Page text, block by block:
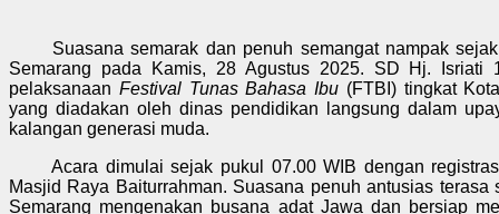
Suasana semarak dan penuh semangat nampak
Semarang pada Kamis, 28 Agustus 2025. SD Hj. Isriati
pelaksanaan Festival Tunas Bahasa Ibu (FTBI) tingkat
yang diadakan oleh dinas pendidikan langsung dalam
kalangan generasi muda.
Acara dimulai sejak pukul 07.00 WIB dengan
Masjid Raya Baiturrahman. Suasana penuh antusias
Semarang mengenakan busana adat Jawa dan bersiap